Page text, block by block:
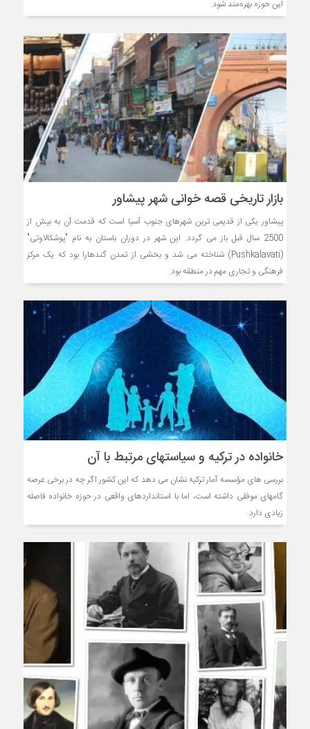
این حوزه بهره‌مند شود.
بازار تاریخی قصه خوانی شهر پیشاور
پیشاور یکی از قدیمی ‌ترین شهرهای جنوب آسیا است که قدمت آن به بیش از
2500 سال قبل باز می‌ گردد. این شهر در دوران باستان به نام "پوشکالاوتی"
(Pushkalavati) شناخته می ‌شد و بخشی از تمدن گندهارا بود که یک مرکز
فرهنگی و تجاری مهم در منطقه بود.
خانواده در ترکیه و سیاستهای مرتبط با آن
بررسی های مؤسسه آمار ترکیه نشان می دهد که این کشور اگر چه در برخی عرصه
گامهای موفقی داشته است، اما با استانداردهای واقعی در حوزه خانواده فاصله
زیادی دارد.